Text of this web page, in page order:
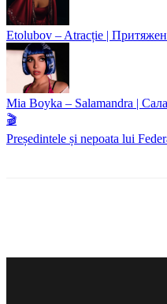
Etolubov – Atracție |
Mia Boyka – Salamandra |
🎬
Președintele și nepoata lui